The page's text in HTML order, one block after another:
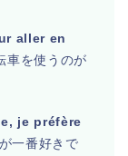
aller en
車を使うのが
je préfère
一番好きで